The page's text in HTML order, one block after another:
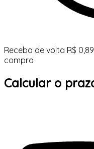
Receba de volta R$
compra
Calcular o